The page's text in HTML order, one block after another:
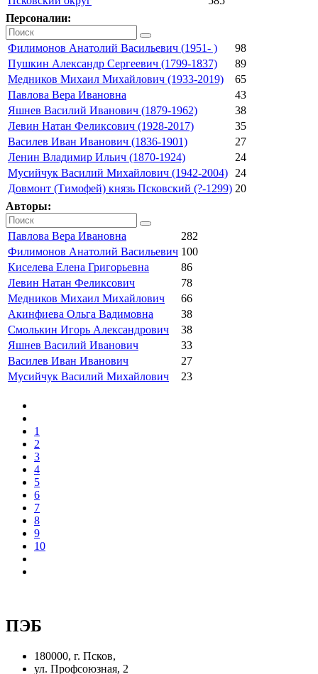
Персоналии:
Филимонов Анатолий Васильевич (1951- )
98
Пушкин Александр Сергеевич (1799-1837)
89
Медников Михаил Михайлович (1933-2019)
65
Павлова Вера Ивановна
43
Яшнев Василий Иванович (1879-1962)
38
Левин Натан Феликсович (1928-2017)
35
Василев Иван Иванович (1836-1901)
27
Ленин Владимир Ильич (1870-1924)
24
Мусийчук Василий Михайлович (1942-2004)
24
Довмонт (Тимофей) князь Псковский (?-1299) 20
Авторы:
Павлова Вера Ивановна
282
Филимонов Анатолий Васильевич 100
Киселева Елена Григорьевна
86
Левин Натан Феликсович
78
Медников Михаил Михайлович
66
Акинфиева Ольга Вадимовна
38
Смолькин Игорь Александрович
38
Яшнев Василий Иванович
33
Василев Иван Иванович
27
Мусийчук Василий Михайлович
23
1
2
3
4
5
6
7
8
9
10
ПЭБ
180000, г. Псков,
ул. Профсоюзная, 2